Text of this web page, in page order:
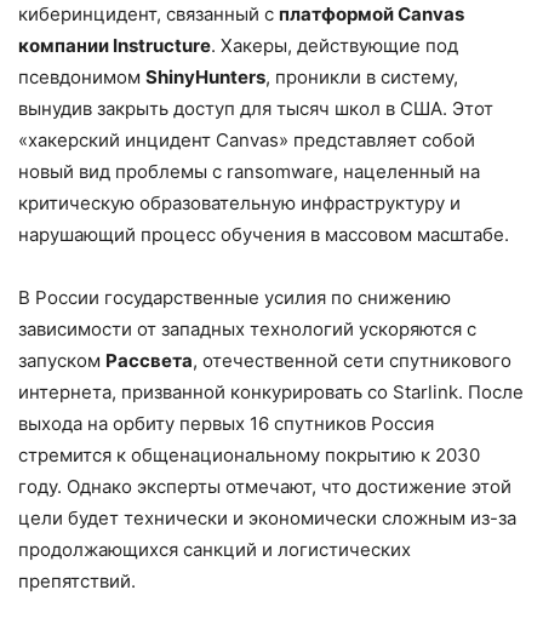
киберинцидент, связанный с платформой Canvas
компании Instructure. Хакеры, действующие под
псевдонимом ShinyHunters, проникли в систему,
вынудив закрыть доступ для тысяч школ в США. Этот
«хакерский инцидент Canvas» представляет собой
новый вид проблемы с ransomware, нацеленный на
критическую образовательную инфраструктуру и
нарушающий процесс обучения в массовом масштабе.
В России государственные усилия по снижению
зависимости от западных технологий ускоряются с
запуском Рассвета, отечественной сети спутникового
интернета, призванной конкурировать со Starlink. После
выхода на орбиту первых 16 спутников Россия
стремится к общенациональному покрытию к 2030
году. Однако эксперты отмечают, что достижение этой
цели будет технически и экономически сложным из-за
продолжающихся санкций и логистических
препятствий.